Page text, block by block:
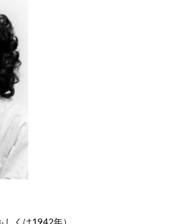
くは1942年）